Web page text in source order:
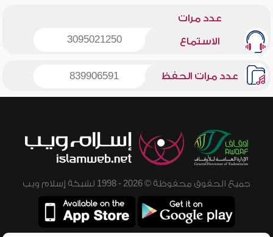
عدد مرات
الاستماع 3095021250
عدد مرات الحفظ 839906591
جميع الحقوق محفوظة © 2026 - 1998 لشبكة إسلام ويب